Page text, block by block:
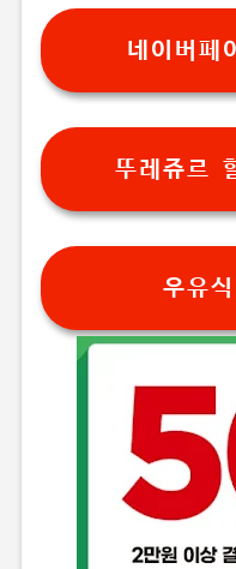
네이버페
뚜레쥬르
우유